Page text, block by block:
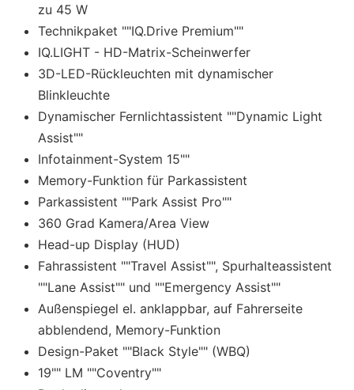
zu 45 W
Technikpaket ""IQ.Drive Premium""
IQ.LIGHT - HD-Matrix-Scheinwerfer
3D-LED-Rückleuchten mit dynamischer
Blinkleuchte
Dynamischer Fernlichtassistent ""Dynamic Light
Assist""
Infotainment-System 15""
Memory-Funktion für Parkassistent
Parkassistent ""Park Assist Pro""
360 Grad Kamera/Area View
Head-up Display (HUD)
Fahrassistent ""Travel Assist"", Spurhalteassistent
""Lane Assist"" und ""Emergency Assist""
Außenspiegel el. anklappbar, auf Fahrerseite
abblendend, Memory-Funktion
Design-Paket ""Black Style"" (WBQ)
19"" LM ""Coventry""